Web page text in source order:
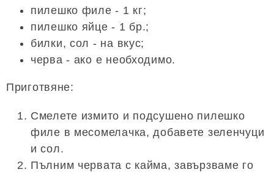
пилешко филе - 1 кг;
пилешко яйце - 1 бр.;
билки, сол - на вкус;
черва - ако е необходимо.
Приготвяне:
Смелете измито и подсушено пилешко
филе в месомелачка, добавете зеленчуци
и сол.
Пълним червата с кайма, завързваме го